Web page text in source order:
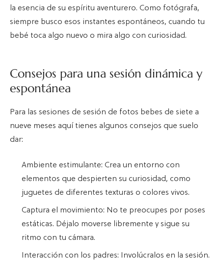
la esencia de su espíritu aventurero. Como fotógrafa,
siempre busco esos instantes espontáneos, cuando tu
bebé toca algo nuevo o mira algo con curiosidad.
Consejos para una sesión dinámica y
espontánea
Para las sesiones de sesión de fotos bebes de siete a
nueve meses aquí tienes algunos consejos que suelo
dar:
Ambiente estimulante: Crea un entorno con
elementos que despierten su curiosidad, como
juguetes de diferentes texturas o colores vivos.
Captura el movimiento: No te preocupes por poses
estáticas. Déjalo moverse libremente y sigue su
ritmo con tu cámara.
Interacción con los padres: Involúcralos en la sesión.